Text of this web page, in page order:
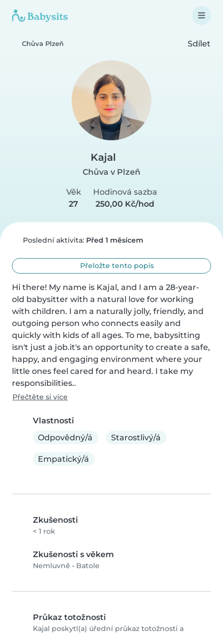
Chůva Plzeň Sdílet
Kajal
Chůva v Plzeň
Věk
27
Hodinová sazba
250,00 Kč/hod
Poslední aktivita: Před 1 měsícem
Přeložte tento popis
Hi there! My name is Kajal, and I am a 28-year-
old babysitter with a natural love for working
with children. I am a naturally jolly, friendly, and
outgoing person who connects easily and
quickly with kids of all ages. To me, babysitting
isn't just a job.it's an opportunity to create a safe,
happy, and engaging environment where your
little ones feel cared for and heard. I take my
responsibilities..
Přečtěte si více
Vlastnosti
Odpovědný/á
Starostlivý/á
Empatický/á
Zkušenosti
< 1 rok
Zkušenosti s věkem
Nemluvně • Batole
Průkaz totožnosti
Kajal poskytl(a) úřední průkaz totožnosti a